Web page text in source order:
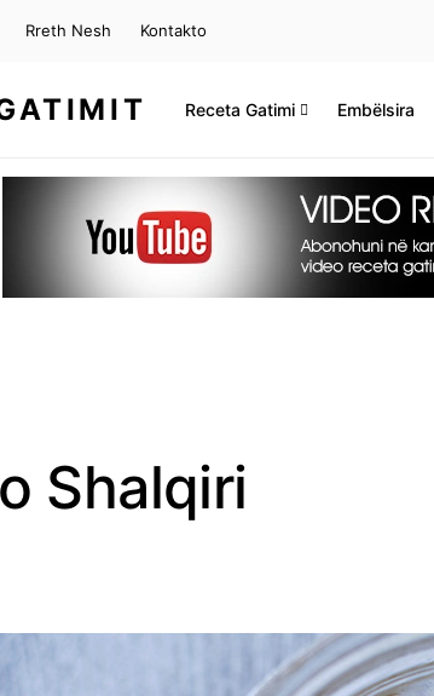
Rreth Nesh Kontakto
Receta Gatimi Embëlsira
Shalqiri